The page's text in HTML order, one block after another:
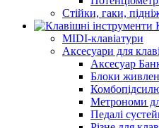
Стійки, гаки,
MIDI-клавіатури
Аксесуари для
Аксесуар
Блоки
Метрономи
Педалі